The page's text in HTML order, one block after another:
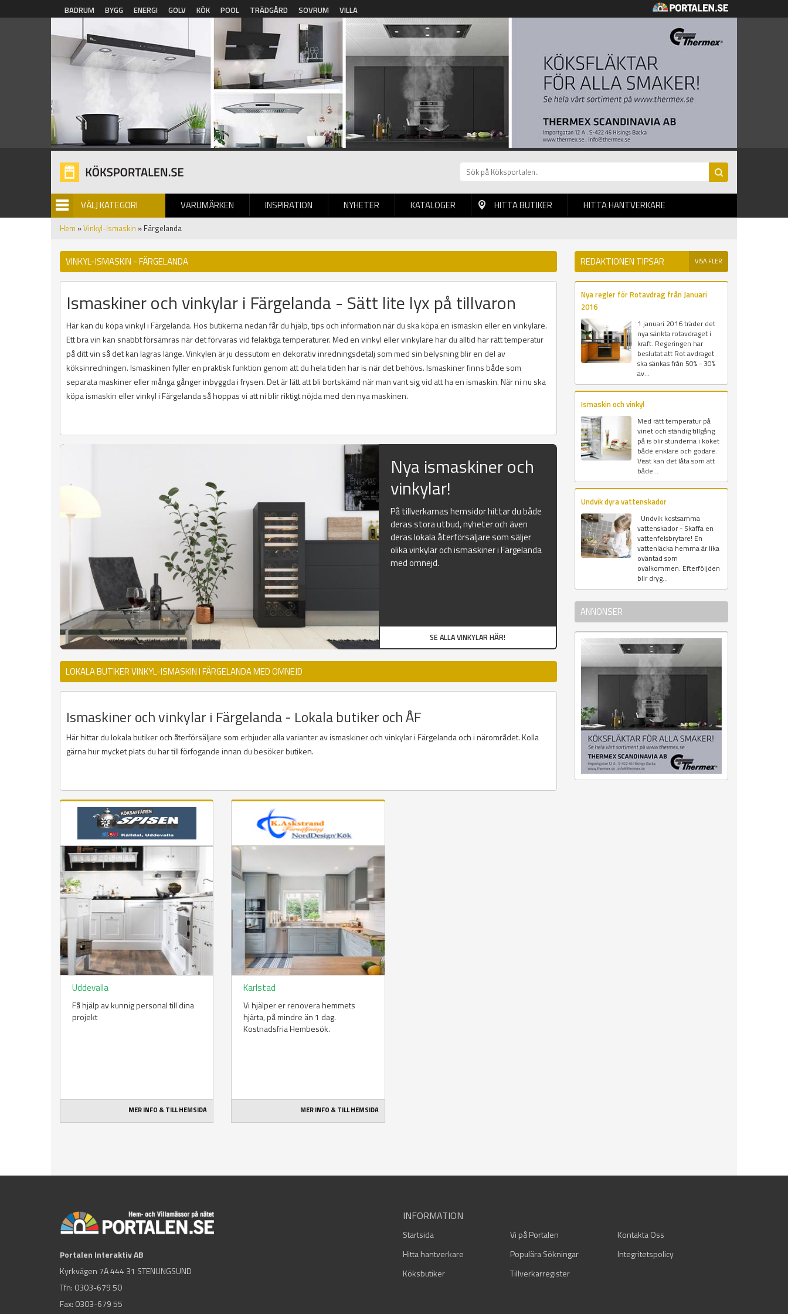
Hoppa till huvudinnehåll
BADRUM BYGG ENERGI GOLV KÖK POOL TRÄDGÅRD SOVRUM VILLA
VÄLJ KATEGORI VARUMÄRKEN INSPIRATION NYHETER
BILDGALLERI KATALOGER HITTA BUTIKER HITTA HANTVERKARE
Hem »Vinkyl-Ismaskin » Färgelanda
VINKYL-ISMASKIN - FÄRGELANDA
Ismaskiner och vinkylar i Färgelanda - Sätt lite lyx på tillvaron
Här kan du köpa vinkyl i Färgelanda. Hos butikerna nedan får du hjälp, tips och information när du ska köpa en ismaskin eller en vinkylare.
Ett bra vin kan snabbt försämras när det förvaras vid felaktiga temperaturer. Med en vinkyl eller vinkylare har du alltid har rätt temperatur
på ditt vin så det kan lagras länge. Vinkylen är ju dessutom en dekorativ inredningsdetalj som med sin belysning blir en del av
köksinredningen. Ismaskinen fyller en praktisk funktion genom att du hela tiden har is när det behövs. Ismaskiner finns både som
separata maskiner eller många gånger inbyggda i frysen. Det är lätt att bli bortskämd när man vant sig vid att ha en ismaskin. När ni nu ska
köpa ismaskin eller vinkyl i Färgelanda så hoppas vi att ni blir riktigt nöjda med den nya maskinen.
Nya ismaskiner och
vinkylar!
På tillverkarnas hemsidor hittar du både
deras stora utbud, nyheter och även
deras lokala återförsäljare som säljer
olika vinkylar och ismaskiner i Färgelanda
med omnejd.
SE ALLA VINKYLAR HÄR!
LOKALA BUTIKER VINKYL-ISMASKIN I FÄRGELANDA MED OMNEJD
Ismaskiner och vinkylar i Färgelanda - Lokala butiker och ÅF
Här hittar du lokala butiker och återförsäljare som erbjuder alla varianter av ismaskiner och vinkylar i Färgelanda och i närområdet. Kolla
gärna hur mycket plats du har till förfogande innan du besöker butiken.
Uddevalla
Få hjälp av kunnig personal till dina
projekt
MER INFO & TILL HEMSIDA
Karlstad
Vi hjälper er renovera hemmets
hjärta, på mindre än 1 dag.
Kostnadsfria Hembesök.
MER INFO & TILL HEMSIDA
REDAKTIONEN TIPSAR VISA FLER
Nya regler för Rotavdrag från Januari
2016
1 januari 2016 träder det
nya sänkta rotavdraget i
kraft. Regeringen har
beslutat att Rot avdraget
ska sänkas från 50% - 30%
av...
Ismaskin och vinkyl
Med rätt temperatur på
vinet och ständig tillgång
på is blir stunderna i köket
både enklare och godare.
Visst kan det låta som att
både...
Undvik dyra vattenskador
Undvik kostsamma
vattenskador - Skaffa en
vattenfelsbrytare! En
vattenläcka hemma är lika
oväntad som
ovälkommen. Efterföljden
blir dryg...
ANNONSER
Portalen Interaktiv AB
Kyrkvägen 7A 444 31 STENUNGSUND
Tfn: 0303-679 50
Fax: 0303-679 55
INFORMATION
Startsida Vi på Portalen
Kontakta Oss
Hitta hantverkare
Populära Sökningar
Integritetspolicy
Köksbutiker
Tillverkarregister